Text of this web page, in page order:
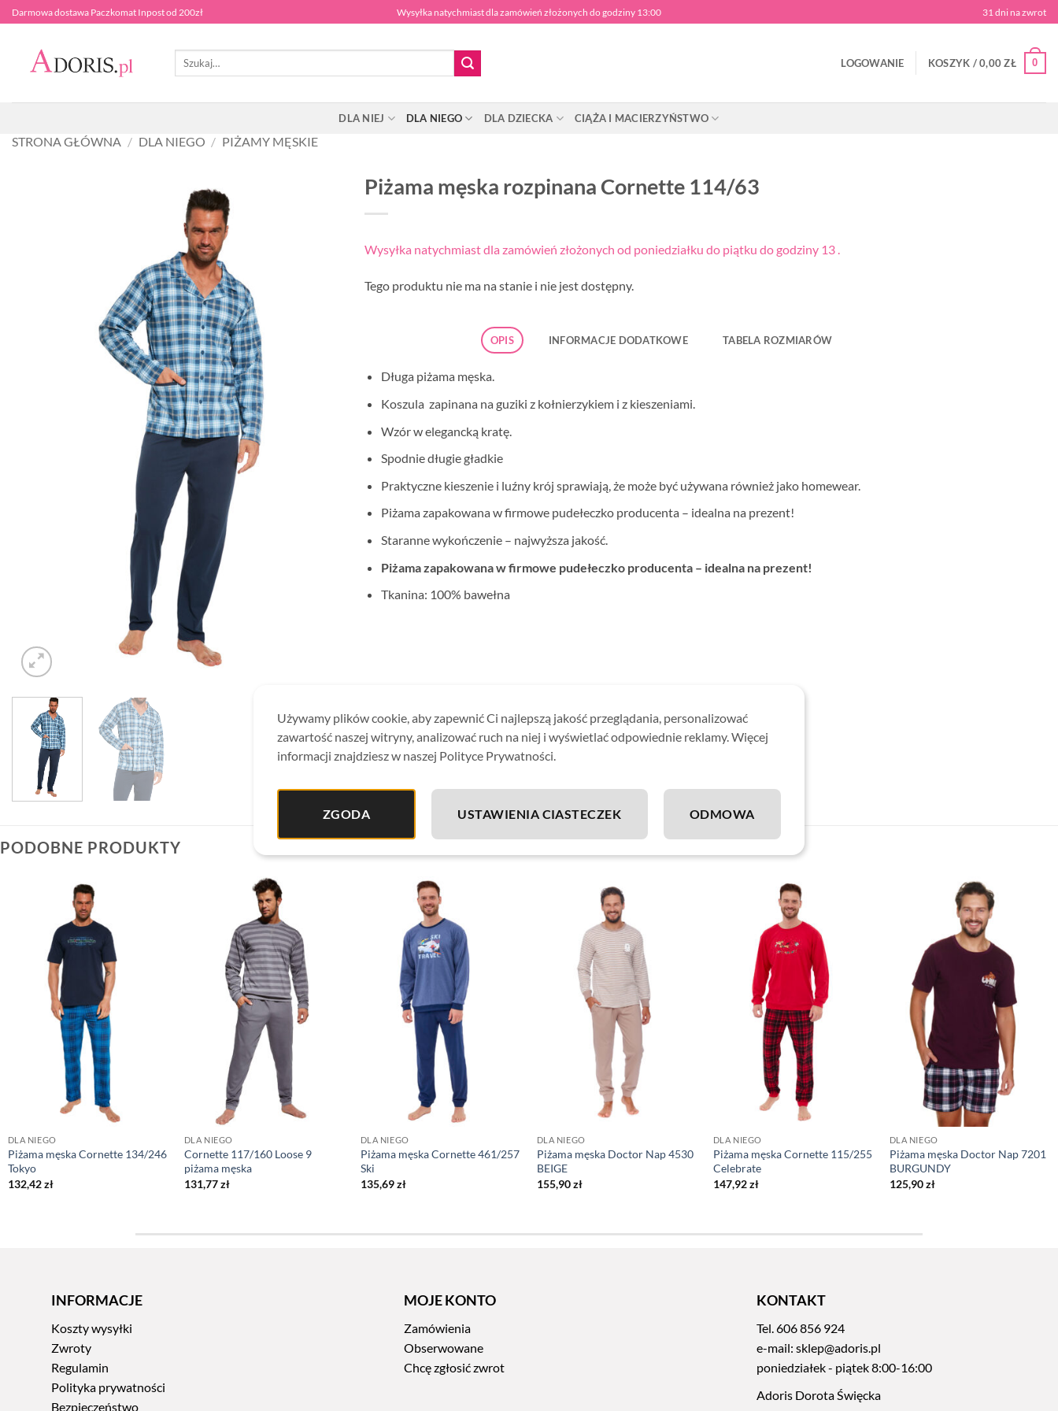
Przewiń
do
zawartości
Darmowa dostawa Paczkomat Inpost od 200zł Wysyłka natychmiast dla zamówień złożonych do godziny 13:00 31 dni na zwrot
Szukaj:
LOGOWANIE KOSZYK /0,00ZŁ 0
DLA NIEJ DLA NIEGO DLA DZIECKA CIĄŻA I MACIERZYŃSTWO
STRONA GŁÓWNA / DLA NIEGO / PIŻAMY MĘSKIE
Piżama męska rozpinana Cornette 114/63
Wysyłka natychmiast dla zamówień złożonych od poniedziałku do piątku do godziny 13 .
Tego produktu nie ma na stanie i nie jest dostępny.
OPIS INFORMACJE DODATKOWE TABELA ROZMIARÓW
Długa piżama męska.
Koszula zapinana na guziki z kołnierzykiem i z kieszeniami.
Wzór w elegancką kratę.
Spodnie długie gładkie
Praktyczne kieszenie i luźny krój sprawiają, że może być używana również jako homewear.
Piżama zapakowana w firmowe pudełeczko producenta – idealna na prezent!
Staranne wykończenie – najwyższa jakość.
Piżama zapakowana w firmowe pudełeczko producenta – idealna na prezent!
Tkanina: 100% bawełna
PODOBNE PRODUKTY
DLA NIEGO
Piżama męska Cornette 134/246
Tokyo
132,42zł
DLA NIEGO
Cornette 117/160 Loose 9
piżama męska
131,77zł
DLA NIEGO
Piżama męska Cornette 461/257
Ski
135,69zł
DLA NIEGO
Piżama męska Doctor Nap 4530
BEIGE
155,90zł
DLA NIEGO
Piżama męska Cornette 115/255
Celebrate
147,92zł
DLA NIEGO
Piżama męska Doctor Nap 7201
BURGUNDY
125,90zł
INFORMACJE
Koszty wysyłki
Zwroty
Regulamin
Polityka prywatności
Bezpieczeństwo
MOJE KONTO
Zamówienia
Obserwowane
Chcę zgłosić zwrot
KONTAKT
Tel.606 856 924
e-mail: sklep@adoris.pl
poniedziałek - piątek 8:00-16:00
Adoris Dorota Święcka
Używamy plików cookie, aby zapewnić Ci najlepszą jakość przeglądania, personalizować
zawartość naszej witryny, analizować ruch na niej i wyświetlać odpowiednie reklamy. Więcej
informacji znajdziesz w naszej Polityce Prywatności.
ZGODA USTAWIENIA CIASTECZEK ODMOWA